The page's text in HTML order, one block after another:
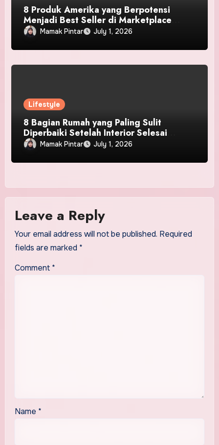
8 Produk Amerika yang Berpotensi
Menjadi Best Seller di Marketplace
Indonesia
Mamak Pintar July 1, 2026
Lifestyle
8 Bagian Rumah yang Paling Sulit
Diperbaiki Setelah Interior Selesai
Dipasang
Mamak Pintar July 1, 2026
Leave a Reply
Your email address will not be published. Required
fields are marked *
Comment *
Name *